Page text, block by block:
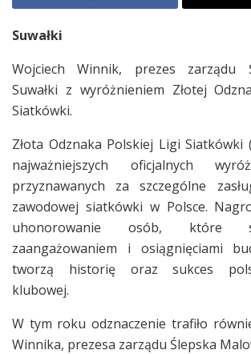
Suwałki
Wojciech Winnik, prezes zarządu
Suwałki z wyróżnieniem Złotej
Siatkówki.
Złota Odznaka Polskiej Ligi Siatkówki
najważniejszych oficjalnych
przyznawanych za szczególne
zawodowej siatkówki w Polsce.
uhonorowanie osób, które
zaangażowaniem i osiągnięciami
tworzą historię oraz sukces
klubowej.
W tym roku odznaczenie trafiło
Winnika, prezesa zarządu Ślepska